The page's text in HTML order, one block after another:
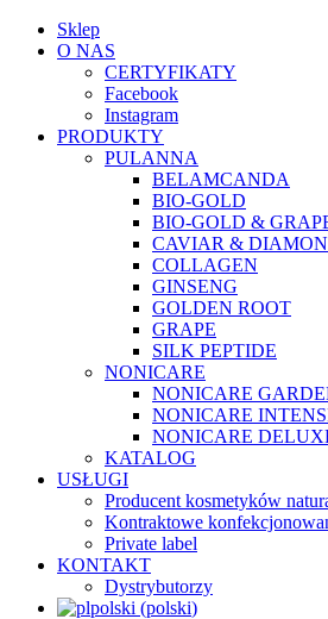
Sklep
O NAS
CERTYFIKATY
Facebook
Instagram
PRODUKTY
PULANNA
BELAMCANDA
BIO-GOLD
BIO-GOLD &
CAVIAR &
COLLAGEN
GINSENG
GOLDEN ROOT
GRAPE
SILK PEPTIDE
NONICARE
NONICARE
NONICARE
NONICARE
KATALOG
USŁUGI
Producent kosmetyków
Kontraktowe
Private label
KONTAKT
Dystrybutorzy
polski (polski)